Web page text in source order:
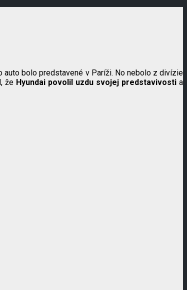
auto bolo predstavené v Paríži. No nebolo z divízie
že Hyundai povolil uzdu svojej predstavivosti a